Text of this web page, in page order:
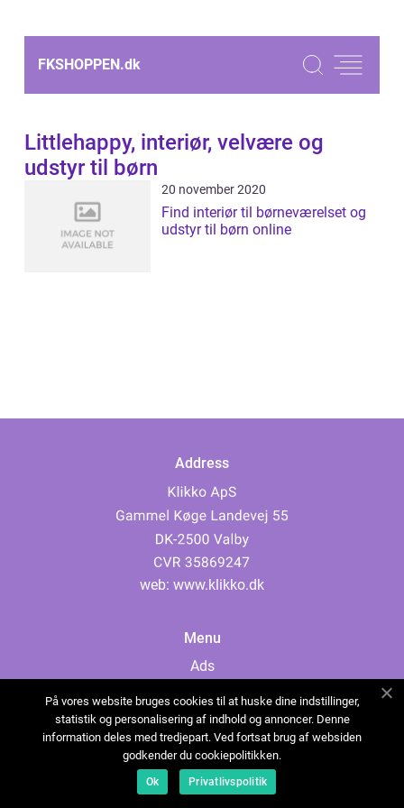
FKSHOPPEN.dk
Littlehappy, interiør, velvære og
udstyr til børn
20 november 2020
Find interiør til børneværelset og
udstyr til børn online
Address
web: www.klikko.dk
Menu
Ads
Cookies
Contact
Sitemap
På vores website bruges cookies til at huske dine indstillinger,
statistik og personalisering af indhold og annoncer. Denne
information deles med tredjepart. Ved fortsat brug af websiden
godkender du cookiepolitikken.
Ok Privatlivspolitik